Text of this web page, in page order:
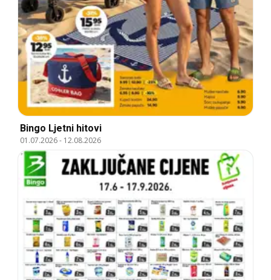
Bingo Ljetni hitovi
01.07.2026- 12.08.2026